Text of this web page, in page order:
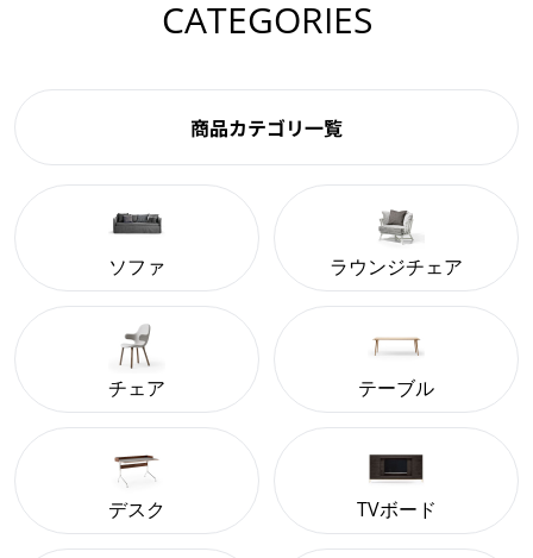
CATEGORIES
商品カテゴリ一覧
ソファ ラウンジチェア
チェア テーブル
デスク TVボード